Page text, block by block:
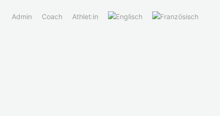
Admin Coach Athlet:in